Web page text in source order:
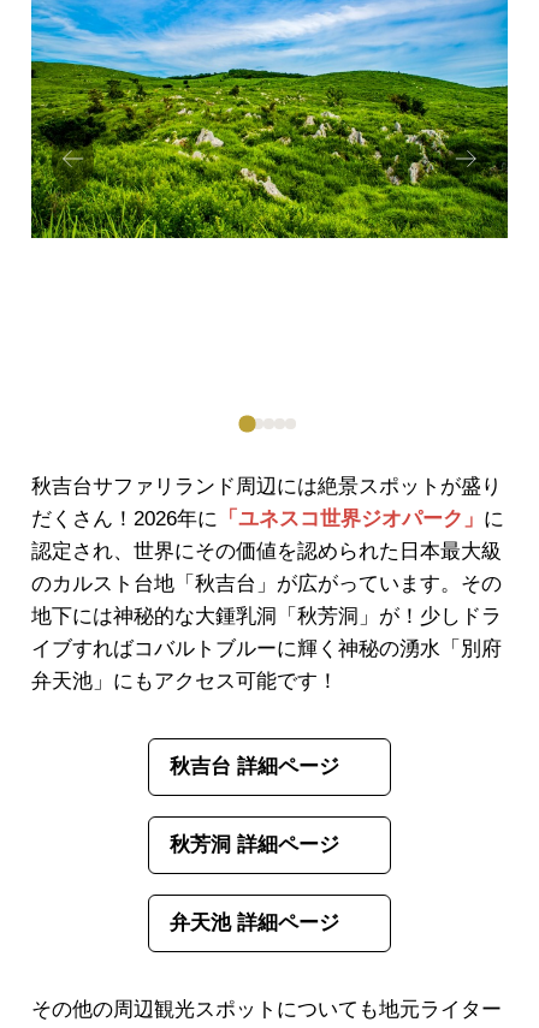
Prev
ious
Next
秋吉台サファリランド周辺には絶景スポットが盛り
だくさん！2026年に 「ユネスコ世界ジオパーク」 に
認定され、世界にその価値を認められた日本最大級
のカルスト台地「秋吉台」が広がっています。その
地下には神秘的な大鍾乳洞「秋芳洞」が！少しドラ
イブすればコバルトブルーに輝く神秘の湧水「別府
弁天池」にもアクセス可能です！
秋吉台 詳細ページ
秋芳洞 詳細ページ
弁天池 詳細ページ
その他の周辺観光スポットについても地元ライター